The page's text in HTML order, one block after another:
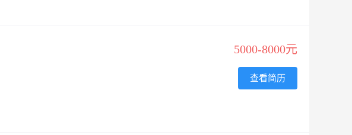
5000-8000元
查看简历